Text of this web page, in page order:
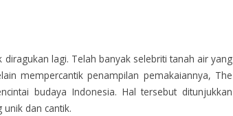
lagi. Telah banyak selebriti tanah air yang
mempercantik penampilan pemakaiannya, The
budaya Indonesia. Hal tersebut ditunjukkan
dan cantik.